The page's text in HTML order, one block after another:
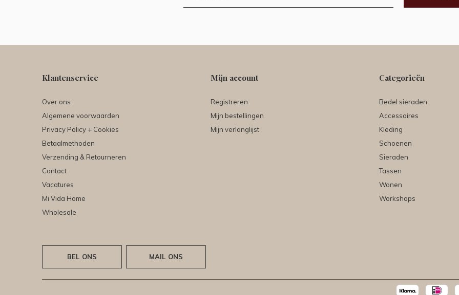
Klantenservice
Over ons
Algemene voorwaarden
Privacy Policy + Cookies
Betaalmethoden
Verzending & Retourneren
Contact
Vacatures
Mi Vida Home
Wholesale
Mijn account
Registreren
Mijn bestellingen
Mijn verlanglijst
Categorieën
Bedel sieraden
Accessoires
Kleding
Schoenen
Sieraden
Tassen
Wonen
Workshops
BEL ONS MAIL ONS